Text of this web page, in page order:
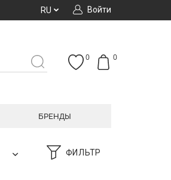
Войти
RU
0
0
БРЕНДЫ
ФИЛЬТР